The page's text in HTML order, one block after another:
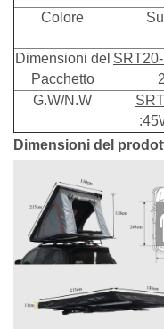
Colore
Dimensioni del
Pacchetto
G.W/N.W
Dimensioni del